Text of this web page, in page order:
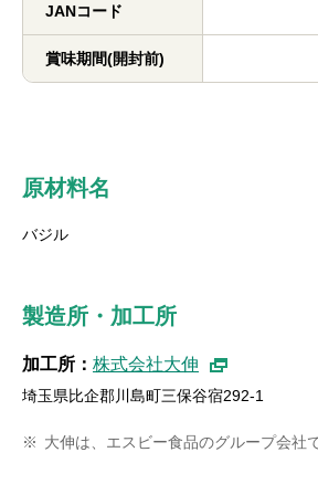
JANコード
賞味期間(開封前)
原材料名
バジル
製造所・加工所
加工所： 株式会社大伸
埼玉県比企郡川島町三保谷宿292-1
※ 大伸は、エスビー食品のグループ会社で